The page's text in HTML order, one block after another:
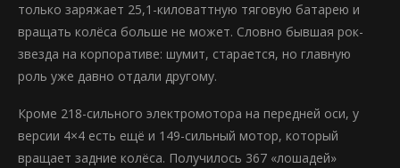
только заряжает 25,1-киловаттную тяговую батарею и
вращать колёса больше не может. Словно бывшая рок-
звезда на корпоративе: шумит, старается, но главную
роль уже давно отдали другому.
Кроме 218-сильного электромотора на передней оси, у
версии 4×4 есть ещё и 149-сильный мотор, который
вращает задние колёса. Получилось 367 «лошадей»